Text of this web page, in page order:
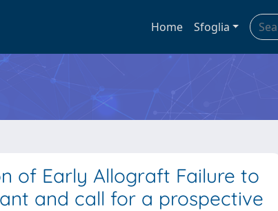
Home Sfoglia
of Early Allograft Failure to
and call for a prospective